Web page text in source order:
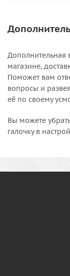
магазине,
Поможет вам
вопросы и
её по своему
Вы можете
галочку в